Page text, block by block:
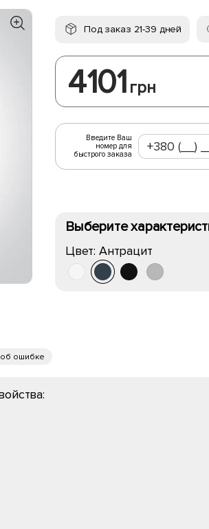
Под заказ 21-39 дней
4101 грн
Введите Ваш
номер для
быстрого заказа
Выберите
Цвет: Антрацит
ошибке